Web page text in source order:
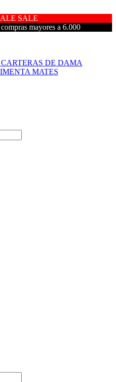
SALE
mayores a 6.000
CARTERAS DE DAMA
MATES